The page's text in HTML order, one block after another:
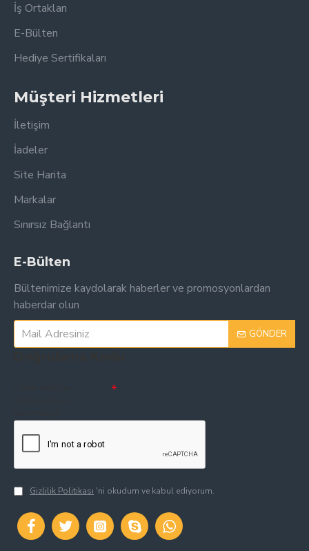
İş Ortakları
E-Bülten
Hediye Sertifikaları
Müşteri Hizmetleri
İletişim
İadeler
Site Harita
Markalar
Sınırsız Bağlantı
E-Bülten
Bültenimize kaydolarak haberler ve promosyonlardan
haberdar olun
GÖNDER
Gizlilik Politikası 'ni okudum ve kabul ediyorum.